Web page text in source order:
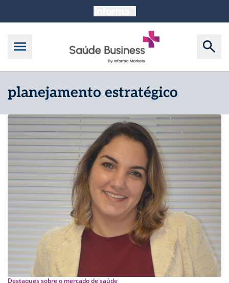
planejamento estratégico
Destaques sobre o mercado de saúde